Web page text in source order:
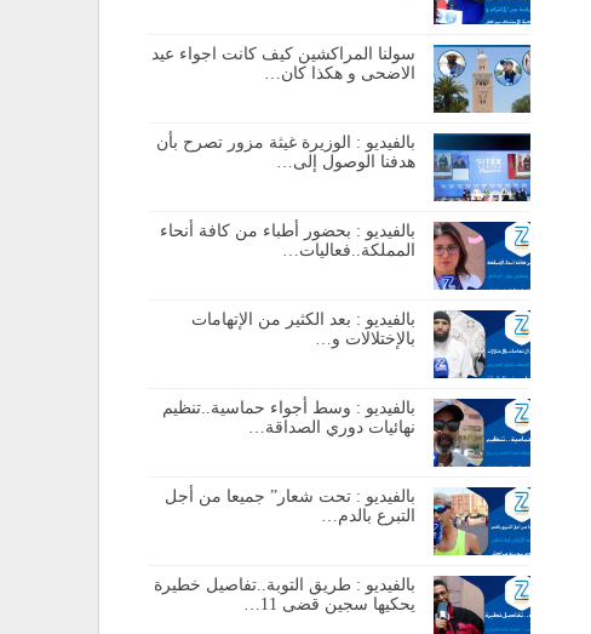
سولنا المراكشين كيف كانت اجواء عيد
الاضحى و هكذا كان…
بالفيديو : الوزيرة غيثة مزور تصرح بأن
هدفنا الوصول إلى…
بالفيديو : بحضور أطباء من كافة أنحاء
المملكة..فعاليات…
بالفيديو : بعد الكثير من الإتهامات
بالإختلالات و…
بالفيديو : وسط أجواء حماسية..تنظيم
نهائيات دوري الصداقة…
بالفيديو : تحت شعار” جميعا من أجل
التبرع بالدم…
بالفيديو : طريق التوبة..تفاصيل خطيرة
يحكيها سجين قضى 11…